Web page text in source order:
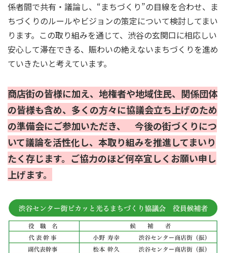
係者間で共有・議論し、“まちづくり”の目線を合わせ、ま
ちづくりのルールやビジョンの策定について検討してまい
ります。この取り組みを通じて、渋谷の玄関口に相応しい
安心して滞在できる、賑わいの絶えないまちづくりを進め
ていきたいと考えています。
商店街の皆様に加え、地権者や地域住民、関係団体
の皆様も含め、多くの方々に協議会立ち上げのため
の準備会にご参加いただき、 今後の街づくりにつ
いて議論を活性化し、本取り組みを推進してまいり
たく存じます。ご協力のほど何卒宜しくお願い申し
上げます。